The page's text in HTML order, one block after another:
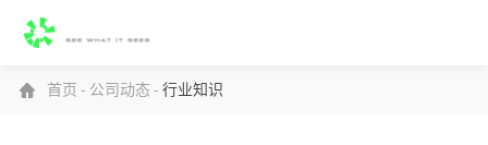
首页 - 公司动态 - 行业知识